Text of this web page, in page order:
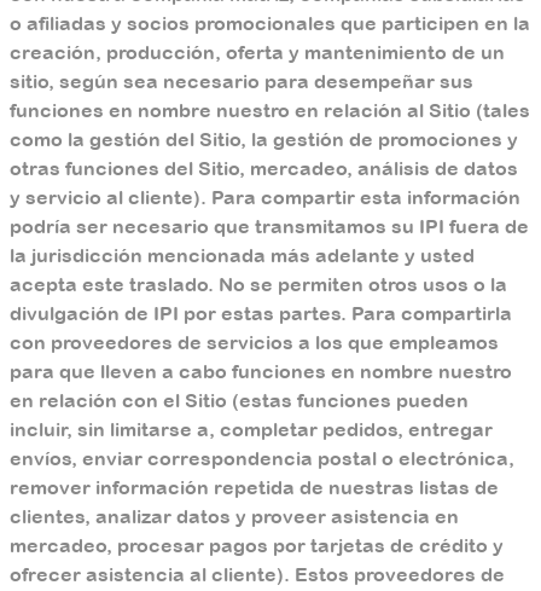
o afiliadas y socios promocionales que participen en la
creación, producción, oferta y mantenimiento de un
sitio, según sea necesario para desempeñar sus
funciones en nombre nuestro en relación al Sitio (tales
como la gestión del Sitio, la gestión de promociones y
otras funciones del Sitio, mercadeo, análisis de datos
y servicio al cliente). Para compartir esta información
podría ser necesario que transmitamos su IPI fuera de
la jurisdicción mencionada más adelante y usted
acepta este traslado. No se permiten otros usos o la
divulgación de IPI por estas partes. Para compartirla
con proveedores de servicios a los que empleamos
para que lleven a cabo funciones en nombre nuestro
en relación con el Sitio (estas funciones pueden
incluir, sin limitarse a, completar pedidos, entregar
envíos, enviar correspondencia postal o electrónica,
remover información repetida de nuestras listas de
clientes, analizar datos y proveer asistencia en
mercadeo, procesar pagos por tarjetas de crédito y
ofrecer asistencia al cliente). Estos proveedores de